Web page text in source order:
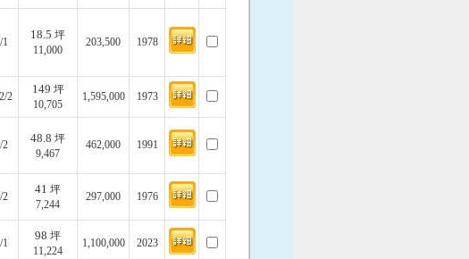
1
18.5 坪
11,000
203,500 1978
2
149 坪
10,705
1,595,000 1973
2
48.8 坪
9,467
462,000 1991
2
41 坪
7,244
297,000 1976
1
98 坪
11,224
1,100,000 2023